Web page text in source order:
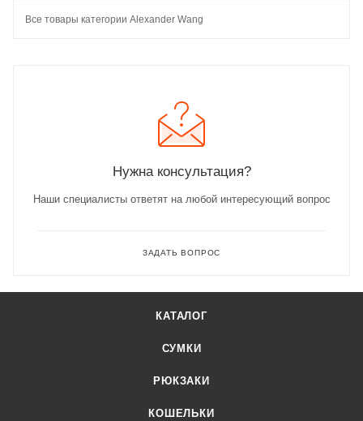
Все товары категории Alexander Wang
Нужна консультация?
Наши специалисты ответят на любой интересующий вопрос
ЗАДАТЬ ВОПРОС
КАТАЛОГ
СУМКИ
РЮКЗАКИ
КОШЕЛЬКИ